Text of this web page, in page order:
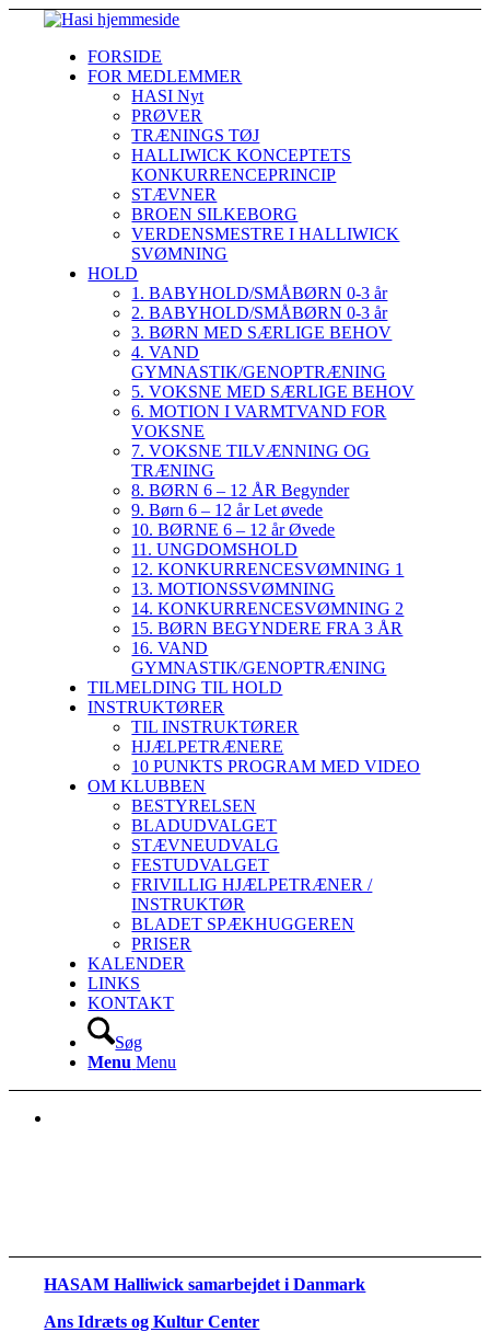
FORSIDE
FOR MEDLEMMER
HASI Nyt
PRØVER
TRÆNINGS TØJ
HALLIWICK KONCEPTETS
KONKURRENCEPRINCIP
STÆVNER
BROEN SILKEBORG
VERDENSMESTRE I HALLIWICK
SVØMNING
HOLD
1. BABYHOLD/SMÅBØRN 0-3 år
2. BABYHOLD/SMÅBØRN 0-3 år
3. BØRN MED SÆRLIGE BEHOV
4. VAND
GYMNASTIK/GENOPTRÆNING
5. VOKSNE MED SÆRLIGE BEHOV
6. MOTION I VARMTVAND FOR
VOKSNE
7. VOKSNE TILVÆNNING OG
TRÆNING
8. BØRN 6 – 12 ÅR Begynder
9. Børn 6 – 12 år Let øvede
10. BØRNE 6 – 12 år Øvede
11. UNGDOMSHOLD
12. KONKURRENCESVØMNING 1
13. MOTIONSSVØMNING
14. KONKURRENCESVØMNING 2
15. BØRN BEGYNDERE FRA 3 ÅR
16. VAND
GYMNASTIK/GENOPTRÆNING
TILMELDING TIL HOLD
INSTRUKTØRER
TIL INSTRUKTØRER
HJÆLPETRÆNERE
10 PUNKTS PROGRAM MED VIDEO
OM KLUBBEN
BESTYRELSEN
BLADUDVALGET
STÆVNEUDVALG
FESTUDVALGET
FRIVILLIG HJÆLPETRÆNER /
INSTRUKTØR
BLADET SPÆKHUGGEREN
PRISER
KALENDER
LINKS
KONTAKT
Søg
Menu Menu
HASAM Halliwick samarbejdet i Danmark
Ans Idræts og Kultur Center